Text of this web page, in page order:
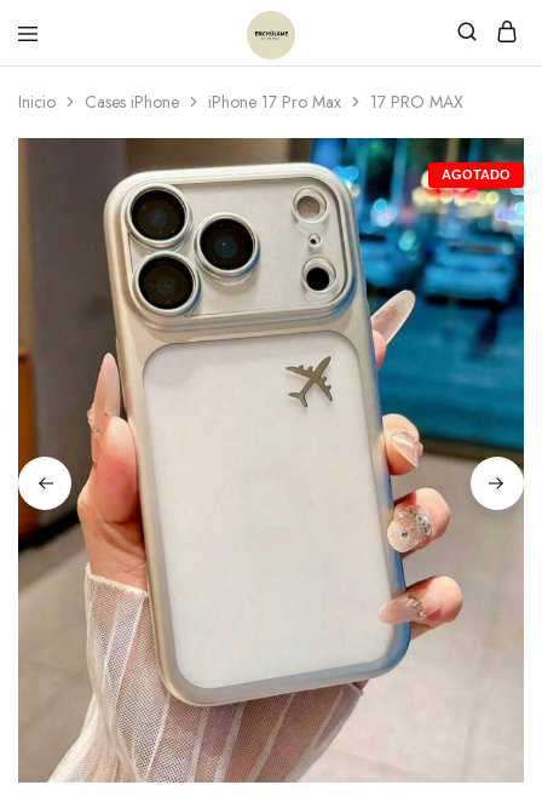
Inicio Cases iPhone iPhone 17 Pro Max 17 PRO MAX
AGOTADO